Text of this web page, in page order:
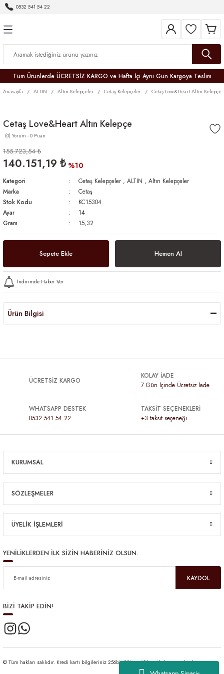
0532 541 54 22
Tüm Ürünlerde ÜCRETSİZ KARGO ve Hafta İçi Aynı Gün Kargoya Teslim
Anasayfa ALTIN Altın Kelepçeler Cetaş Kelepçeler Cetaş Love&Heart Altın Kelepçe
Cetaş Love&Heart Altın Kelepçe
(0) Yorum - 0 Puan
155.723,54 ₺
140.151,19 ₺ %10
Kategori Cetaş Kelepçeler , ALTIN , Altın Kelepçeler
Marka
Cetaş
Stok Kodu
KC15304
Ayar
14
Gram
15,32
Sepete Ekle Hemen Al
İndirimde Haber Ver
Ürün Bilgisi
ÜCRETSİZ KARGO
KOLAY İADE
7 Gün İçinde Ücretsiz İade
WHATSAPP DESTEK
0532 541 54 22
TAKSİT SEÇENEKLERİ
+3 taksit seçeneği
KURUMSAL
SÖZLEŞMELER
ÜYELİK İŞLEMLERİ
YENİLİKLERDEN İLK SİZİN HABERİNİZ OLSUN.
KAYDOL
BİZİ TAKİP EDİN!
© Tüm hakları saklıdır. Kredi kartı bilgileriniz 256bit SSL sertifikası ile korunmaktadır.